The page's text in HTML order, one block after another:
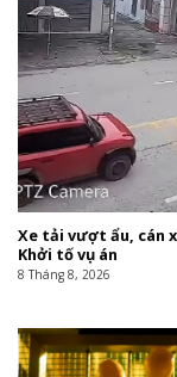
Xe tải vượt ẩu, cán
Khởi tố vụ án
8 Tháng 8, 2026